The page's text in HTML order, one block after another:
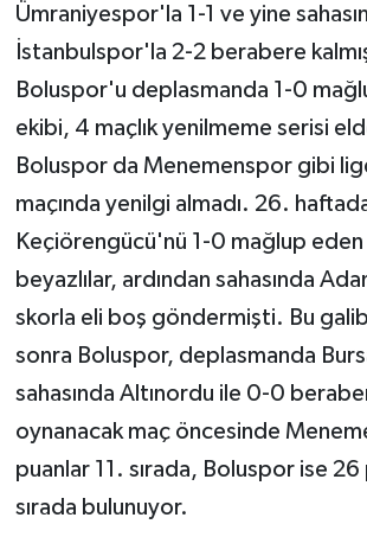
Ümraniyespor'la 1-1 ve yine
İstanbulspor'la 2-2 berabere
Boluspor'u deplasmanda 1-0
ekibi, 4 maçlık yenilmeme serisi
Boluspor da Menemenspor gibi
maçında yenilgi almadı. 26.
Keçiörengücü'nü 1-0 mağlup eden
beyazlılar, ardından sahasında
skorla eli boş göndermişti. Bu
sonra Boluspor, deplasmanda
sahasında Altınordu ile 0-0
oynanacak maç öncesinde
puanlar 11. sırada, Boluspor ise 26
sırada bulunuyor.